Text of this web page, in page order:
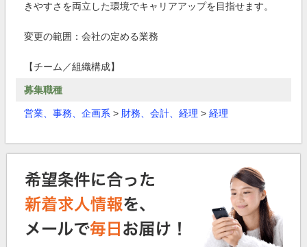
きやすさを両立した環境でキャリアアップを目指せます。
変更の範囲：会社の定める業務
【チーム／組織構成】
募集職種
営業、事務、企画系 > 財務、会計、経理 > 経理